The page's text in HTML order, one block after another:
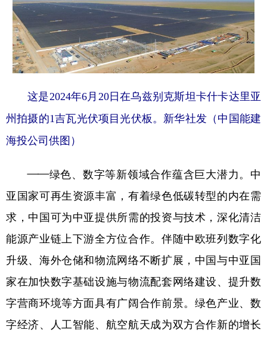
这是2024年6月20日在乌兹别克斯坦卡什卡达里亚
州拍摄的1吉瓦光伏项目光伏板。新华社发（中国能建
海投公司供图）
——绿色、数字等新领域合作蕴含巨大潜力。中
亚国家可再生资源丰富，有着绿色低碳转型的内在需
求，中国可为中亚提供所需的投资与技术，深化清洁
能源产业链上下游全方位合作。伴随中欧班列数字化
升级、海外仓储和物流网络不断扩展，中国与中亚国
家在加快数字基础设施与物流配套网络建设、提升数
字营商环境等方面具有广阔合作前景。绿色产业、数
字经济、人工智能、航空航天成为双方合作新的增长